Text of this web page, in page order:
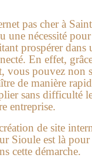
pas cher à
une nécessité
prospérer dans
En effet,
vous pouvez non
de manière
sans difficulté
entreprise.
de site
Sioule est là
cette démarche.